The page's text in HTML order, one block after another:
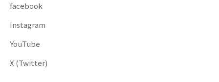
facebook
Instagram
YouTube
X (Twitter)